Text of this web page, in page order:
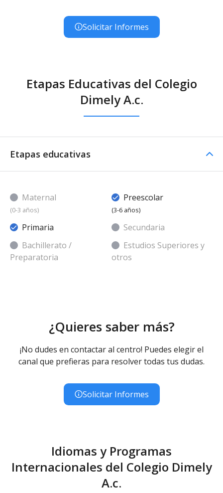
Solicitar Informes
Etapas Educativas del Colegio
Dimely A.c.
Etapas educativas
Maternal
(0-3 años)
Preescolar
(3-6 años)
Primaria
Secundaria
Bachillerato /
Preparatoria
Estudios Superiores y
otros
¿Quieres saber más?
¡No dudes en contactar al centro! Puedes elegir el
canal que prefieras para resolver todas tus dudas.
Solicitar Informes
Idiomas y Programas
Internacionales del Colegio Dimely
A.c.